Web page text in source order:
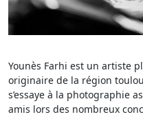
Younès Farhi est un artiste
originaire de la région
s’essaye à la photographie
amis lors des nombreux